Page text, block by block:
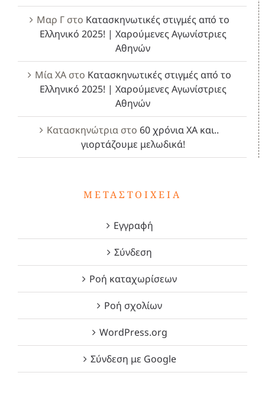
Μαρ Γστο Κατασκηνωτικές στιγμές από το
Ελληνικό 2025! | Χαρούμενες Αγωνίστριες
Αθηνών
Μία ΧΑστο Κατασκηνωτικές στιγμές από το
Ελληνικό 2025! | Χαρούμενες Αγωνίστριες
Αθηνών
Κατασκηνώτρια στο 60 χρόνια ΧΑ και..
γιορτάζουμε μελωδικά!
ΜΕΤΑΣΤΟΙΧΕΊΑ
Εγγραφή
Σύνδεση
Ροή καταχωρίσεων
Ροή σχολίων
WordPress.org
Σύνδεση με Google